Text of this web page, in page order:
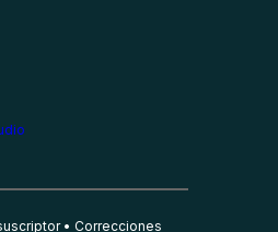
Correcciones